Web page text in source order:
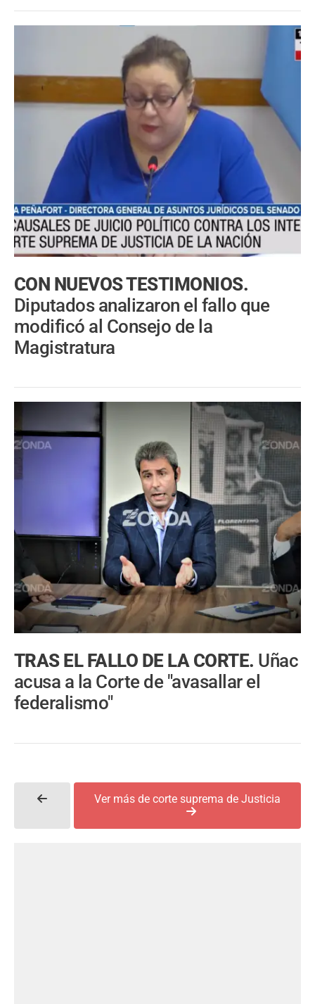
CON NUEVOS TESTIMONIOS.
Diputados analizaron el fallo que
modificó al Consejo de la
Magistratura
TRAS EL FALLO DE LA CORTE. Uñac
acusa a la Corte de "avasallar el
federalismo"
Ver más de corte suprema de Justicia